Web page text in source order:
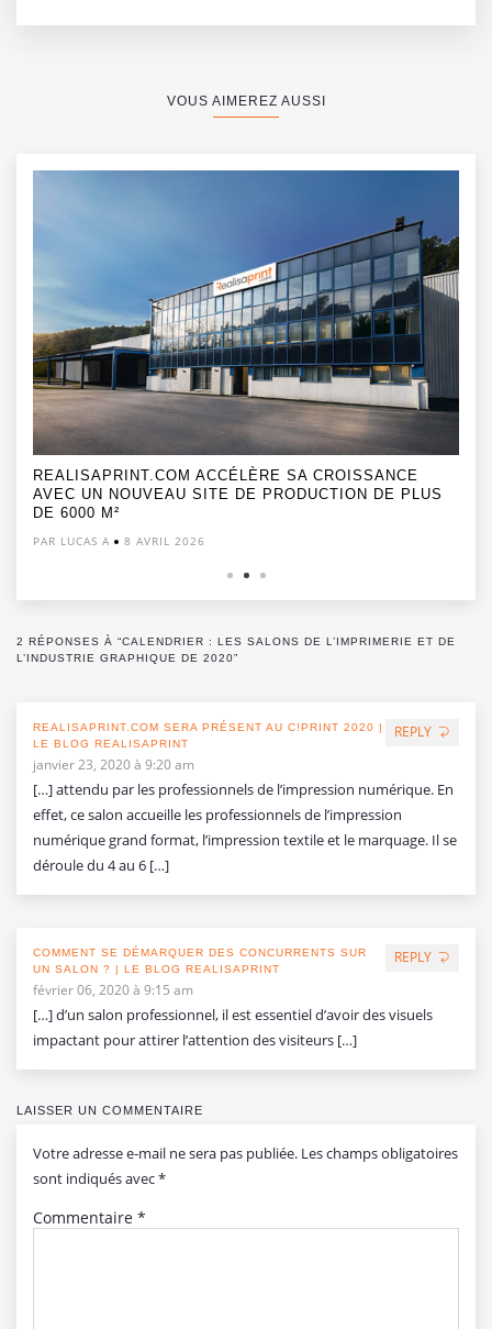
VOUS AIMEREZ AUSSI
REALISAPRINT.COM ACCÉLÈRE SA CROISSANCE
AVEC UN NOUVEAU SITE DE PRODUCTION DE PLUS
DE 6000 M²
PAR LUCAS A 8 AVRIL 2026
2 RÉPONSES À “CALENDRIER : LES SALONS DE L’IMPRIMERIE ET DE
L’INDUSTRIE GRAPHIQUE DE 2020”
REPLY
REALISAPRINT.COM SERA PRÉSENT AU C!PRINT 2020 |
LE BLOG REALISAPRINT
janvier 23, 2020 à 9:20 am
[…] attendu par les professionnels de l’impression numérique. En
effet, ce salon accueille les professionnels de l’impression
numérique grand format, l’impression textile et le marquage. Il se
déroule du 4 au 6 […]
REPLY
COMMENT SE DÉMARQUER DES CONCURRENTS SUR
UN SALON ? | LE BLOG REALISAPRINT
février 06, 2020 à 9:15 am
[…] d’un salon professionnel, il est essentiel d’avoir des visuels
impactant pour attirer l’attention des visiteurs […]
LAISSER UN COMMENTAIRE
Votre adresse e-mail ne sera pas publiée. Les champs obligatoires
sont indiqués avec*
Commentaire *